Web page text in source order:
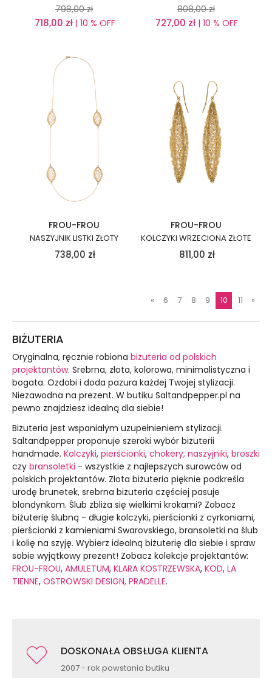
798,00 zł
718,00 zł | 10 % OFF
808,00 zł
727,00 zł | 10 % OFF
FROU-FROU
NASZYJNIK LISTKI ZŁOTY
738,00 zł
FROU-FROU
KOLCZYKI WRZECIONA ZŁOTE
811,00 zł
« 6 7 8 9 10 11 »
BIŻUTERIA
Oryginalna, ręcznie robiona biżuteria od polskich
projektantów. Srebrna, złota, kolorowa, minimalistyczna i
bogata. Ozdobi i doda pazura każdej Twojej stylizacji.
Niezawodna na prezent. W butiku Saltandpepper.pl na
pewno znajdziesz idealną dla siebie!
Biżuteria jest wspaniałym uzupełnieniem stylizacji.
Saltandpepper proponuje szeroki wybór biżuterii
handmade. Kolczyki, pierścionki, chokery, naszyjniki, broszki
czy bransoletki - wszystkie z najlepszych surowców od
polskich projektantów. Złota biżuteria pięknie podkreśla
urodę brunetek, srebrna biżuteria częściej pasuje
blondynkom. Ślub zbliża się wielkimi krokami? Zobacz
biżuterię ślubną - długie kolczyki, pierścionki z cyrkoniami,
pierścionki z kamieniami Swarovskiego, bransoletki na ślub
i kolię na szyję. Wybierz idealną biżuterię dla siebie i spraw
sobie wyjątkowy prezent! Zobacz kolekcje projektantów:
FROU-FROU, AMULETUM, KLARA KOSTRZEWSKA, KOD, LA
TIENNE, OSTROWSKI DESIGN, PRADELLE.
DOSKONAŁA OBSŁUGA KLIENTA
2007 - rok powstania butiku